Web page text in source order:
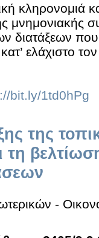
κληρονομιά
μνημονιακής
διατάξεων
ελάχιστο
bit.ly/1td0hPg
της
τη
-